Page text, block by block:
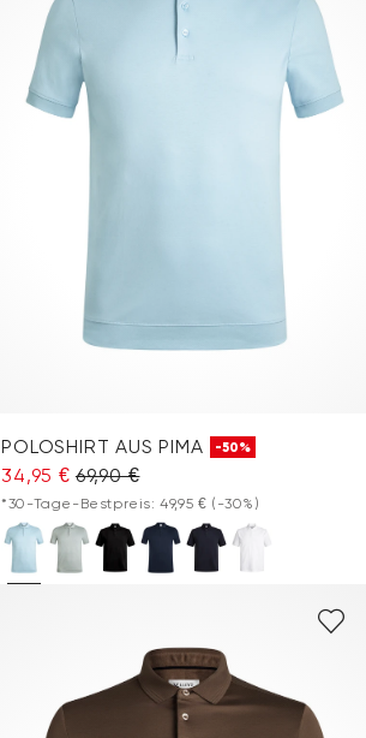
POLOSHIRT AUS PIMA -50%
34,95 € 69,90 €
*30-Tage-Bestpreis: 49,95 € (-30%)